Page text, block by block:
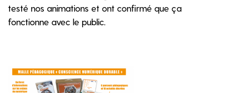
testé nos animations et ont confirmé que ça
fonctionne avec le public.